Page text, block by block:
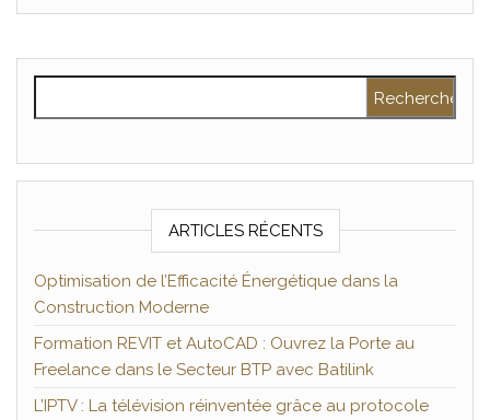
ARTICLES RÉCENTS
Optimisation de l’Efficacité Énergétique dans la
Construction Moderne
Formation REVIT et AutoCAD : Ouvrez la Porte au
Freelance dans le Secteur BTP avec Batilink
L’IPTV : La télévision réinventée grâce au protocole